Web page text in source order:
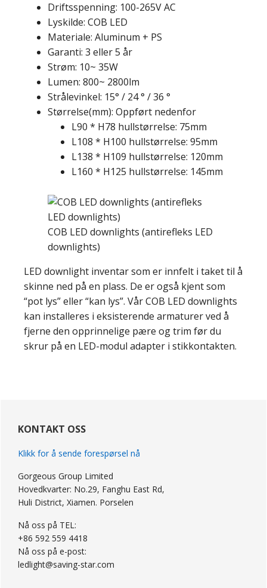
Driftsspenning: 100-265V AC
Lyskilde: COB LED
Materiale: Aluminum + PS
Garanti: 3 eller 5 år
Strøm: 10~ 35W
Lumen: 800~ 2800lm
Strålevinkel: 15° / 24 ° / 36 °
Størrelse(mm): Oppført nedenfor
L90 * H78 hullstørrelse: 75mm
L108 * H100 hullstørrelse: 95mm
L138 * H109 hullstørrelse: 120mm
L160 * H125 hullstørrelse: 145mm
COB LED downlights (antirefleks LED
downlights)
LED downlight inventar som er innfelt i taket til å
skinne ned på en plass. De er også kjent som
“pot lys” eller “kan lys”. Vår COB LED downlights
kan installeres i eksisterende armaturer ved å
fjerne den opprinnelige pære og trim før du
skrur på en LED-modul adapter i stikkontakten.
Sidebar
KONTAKT OSS
Klikk for å sende forespørsel nå
Gorgeous Group Limited
Hovedkvarter: No.29, Fanghu East Rd,
Huli District, Xiamen. Porselen
Nå oss på TEL:
+86 592 559 4418
Nå oss på e-post:
ledlight@saving-star.com